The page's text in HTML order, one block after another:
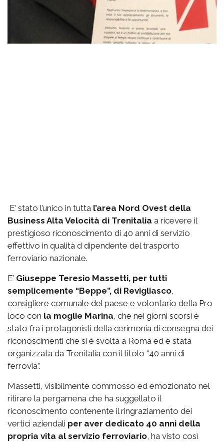
E’ stato l’unico in tutta l’area Nord Ovest della
Business Alta Velocità di Trenitalia a ricevere il
prestigioso riconoscimento di 40 anni di servizio
effettivo in qualità d dipendente del trasporto
ferroviario nazionale.
E’ Giuseppe Teresio Massetti, per tutti
semplicemente “Beppe”, di Revigliasco,
consigliere comunale del paese e volontario della Pro
loco con la moglie Marina, che nei giorni scorsi è
stato fra i protagonisti della cerimonia di consegna dei
riconoscimenti che si è svolta a Roma ed è stata
organizzata da Trenitalia con il titolo “40 anni di
ferrovia”.
Massetti, visibilmente commosso ed emozionato nel
ritirare la pergamena che ha suggellato il
riconoscimento contenente il ringraziamento dei
vertici aziendali per aver dedicato 40 anni della
propria vita al servizio ferroviario, ha visto così